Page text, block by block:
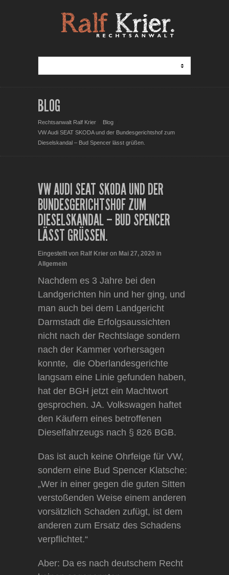
BLOG
Rechtsanwalt Ralf Krier
Blog
VW Audi SEAT SKODA und der Bundesgerichtshof zum
Dieselskandal – Bud Spencer lässt grüßen.
VW AUDI SEAT SKODA UND DER
BUNDESGERICHTSHOF ZUM
DIESELSKANDAL – BUD SPENCER
LÄSST GRÜSSEN.
Eingestellt von Ralf Krier on Mai 27, 2020 in
Allgemein
Nachdem es 3 Jahre bei den
Landgerichten hin und her ging, und
man auch bei dem Landgericht
Darmstadt die Erfolgsaussichten
nicht nach der Rechtslage sondern
nach der Kammer vorhersagen
konnte, die Oberlandesgerichte
langsam eine Linie gefunden haben,
hat der BGH jetzt ein Machtwort
gesprochen. JA. Volkswagen haftet
den Käufern eines betroffenen
Dieselfahrzeugs nach § 826 BGB.
Das ist auch keine Ohrfeige für VW,
sondern eine Bud Spencer Klatsche:
„Wer in einer gegen die guten Sitten
verstoßenden Weise einem anderen
vorsätzlich Schaden zufügt, ist dem
anderen zum Ersatz des Schadens
verpflichtet.“
Aber: Da es nach deutschem Recht